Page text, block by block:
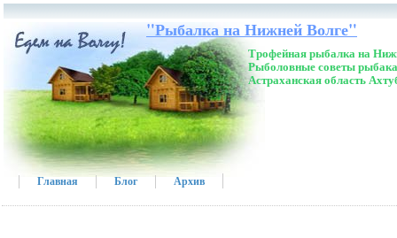
"Рыбалка на Нижней Волге"
Трофейная рыбалка на
Рыболовные советы
Астраханская область
Главная Блог Архив